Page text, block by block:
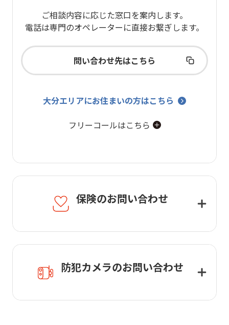
ご相談内容に応じた窓口を案内します。
電話は専門のオペレーターに直接お繋ぎします。
問い合わせ先はこちら
大分エリアにお住まいの方はこちら
フリーコールはこちら
保険のお問い合わせ
防犯カメラのお問い合わせ